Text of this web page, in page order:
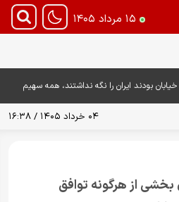
۱۵ مرداد ۱۴۰۵
بودند ایران را نگه نداشتند، همه سهیم
۰۴ خرداد ۱۴۰۵ / ۱۶:۳۸
بخشی از هرگونه توافق